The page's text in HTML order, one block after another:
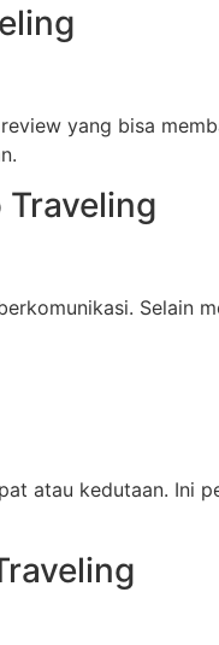
yang bisa
Traveling
Selain
atau kedutaan. Ini